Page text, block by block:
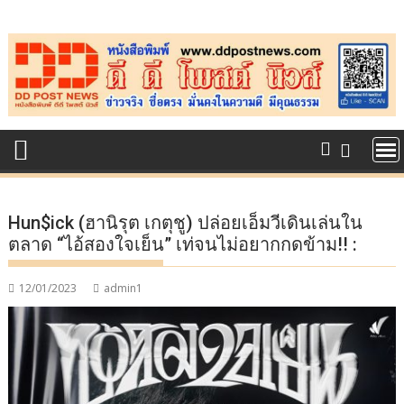
to
content
Hun$ick (ฮานิรุต เกตุชู) ปล่อยเอ็มวีเดินเล่นใน
ตลาด “ไอ้สองใจเย็น” เท่จนไม่อยากกดข้าม!! :
12/01/2023 admin1